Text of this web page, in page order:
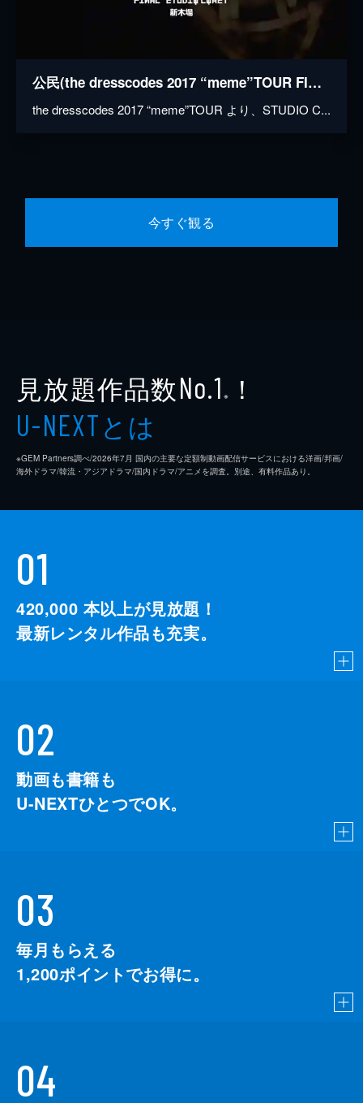
公民(the dresscodes 2017 “meme”TOUR FINAL 新木場STUDIO COAST)
the dresscodes 2017 “meme”TOUR より、STUDIO C...
今すぐ観る
見放題作品数No.1 ※ ！
U-NEXTとは
※GEM Partners調べ/2026年7⽉ 国内の主要な定額制動画配信サービスにおける洋画/邦画/
海外ドラマ/韓流・アジアドラマ/国内ドラマ/アニメを調査。別途、有料作品あり。
01
420,000 本以上が見放題！
最新レンタル作品も充実。
02
動画も書籍も
U-NEXTひとつでOK。
03
毎月もらえる
1,200ポイントでお得に。
04